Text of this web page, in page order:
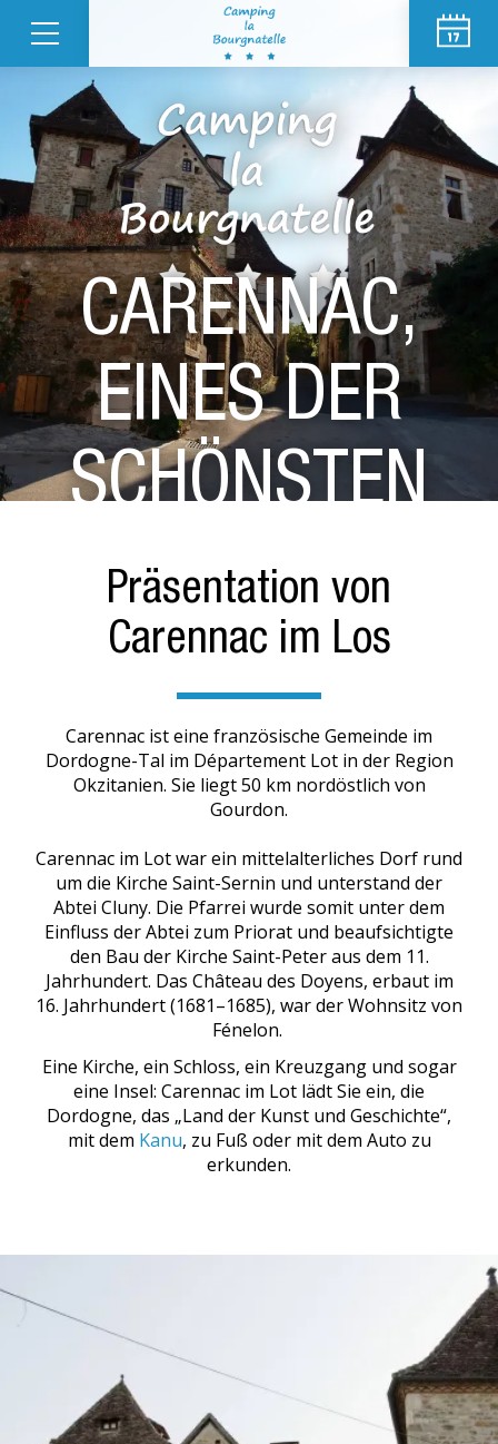
CARENNAC,
EINES DER
SCHÖNSTEN
DÖRFER IM LOT
Präsentation von
Carennac im Los
Carennac ist eine französische Gemeinde im
Dordogne-Tal im Département Lot in der Region
Okzitanien. Sie liegt 50 km nordöstlich von
Gourdon.
Carennac im Lot war ein mittelalterliches Dorf rund
um die Kirche Saint-Sernin und unterstand der
Abtei Cluny. Die Pfarrei wurde somit unter dem
Einfluss der Abtei zum Priorat und beaufsichtigte
den Bau der Kirche Saint-Peter aus dem 11.
Jahrhundert. Das Château des Doyens, erbaut im
16. Jahrhundert (1681–1685), war der Wohnsitz von
Fénelon.
Eine Kirche, ein Schloss, ein Kreuzgang und sogar
eine Insel: Carennac im Lot lädt Sie ein, die
Dordogne, das „Land der Kunst und Geschichte“,
mit dem Kanu, zu Fuß oder mit dem Auto zu
erkunden.